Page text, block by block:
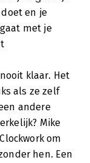
en je
met je
klaar. Het
als ze zelf
andere
Mike
om
hen. Een